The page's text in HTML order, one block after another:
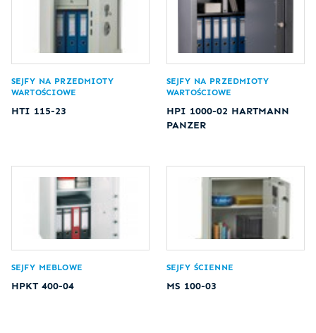
SEJFY NA PRZEDMIOTY
WARTOŚCIOWE
HTI 115-23
SEJFY NA PRZEDMIOTY
WARTOŚCIOWE
HPI 1000-02 HARTMANN
PANZER
SEJFY MEBLOWE
HPKT 400-04
SEJFY ŚCIENNE
MS 100-03